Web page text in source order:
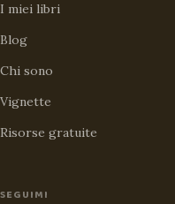
I miei libri
Blog
Chi sono
Vignette
Risorse gratuite
SEGUIMI